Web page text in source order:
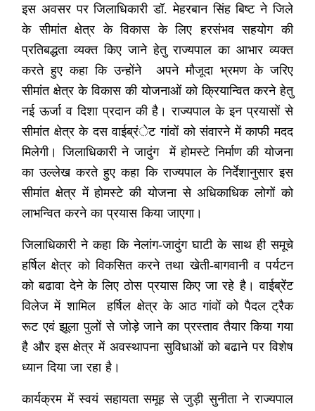
इस अवसर पर जिलाधिकारी डॉ. मेहरबान सिंह बिष्ट ने जिले
के सीमांत क्षेत्र के विकास के लिए हरसंभव सहयोग की
प्रतिबद्धता व्यक्त किए जाने हेतु राज्यपाल का आभार व्यक्त
करते हुए कहा कि उन्होंने अपने मौजूदा भ्रमण के जरिए
सीमांत क्षेत्र के विकास की योजनाओं को क्रियान्वित करने हेतु
नई ऊर्जा व दिशा प्रदान की है। राज्यपाल के इन प्रयासों से
सीमांत क्षेत्र के दस वाईब्रंेट गांवों को संवारने में काफी मदद
मिलेगी। जिलाधिकारी ने जादुंग में होमस्टे निर्माण की योजना
का उल्लेख करते हुए कहा कि राज्यपाल के निर्देशानुसार इस
सीमांत क्षेत्र में होमस्टे की योजना से अधिकाधिक लोगों को
लाभन्वित करने का प्रयास किया जाएगा।
जिलाधिकारी ने कहा कि नेलांग-जादुंग घाटी के साथ ही समूचे
हर्षिल क्षेत्र को विकसित करने तथा खेती-बागवानी व पर्यटन
को बढावा देने के लिए ठोस प्रयास किए जा रहे है। वाईब्रेंट
विलेज में शामिल हर्षिल क्षेत्र के आठ गांवों को पैदल ट्रैक
रूट एवं झूला पुलों से जोड़े जाने का प्रस्ताव तैयार किया गया
है और इस क्षेत्र में अवस्थापना सुविधाओं को बढाने पर विशेष
ध्यान दिया जा रहा है।
कार्यक्रम में स्वयं सहायता समूह से जुड़ी सुनीता ने राज्यपाल